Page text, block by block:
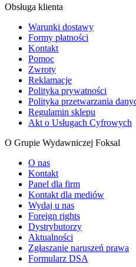
Obsługa klienta
Warunki dostawy
Formy płatności
Kontakt
Pomoc
Zwroty
Reklamacje
Polityka prywatności
Polityka przetwarzania
Regulamin sklepu
Akt o Usługach Cyfrowych
O Grupie Wydawniczej Foksal
O nas
Kontakt
Panel dla firm
Kontakt dla mediów
Wydaj u nas
Foreign rights
Dystrybutorzy
Aktualności
Zgłaszanie naruszeń prawa
Formularz DSA